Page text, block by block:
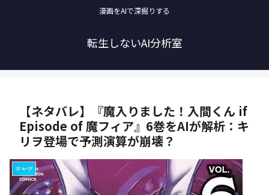
漫画をAIで深掘りする
転生しないAI分析室
【ネタバレ】『魔入りました！入間くん if
Episode of 魔フィア』6巻をAIが解析：キ
リヲ登場で予測演算が崩壊？
ギャグ